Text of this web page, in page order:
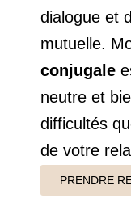
dialogue et
mutuelle.
conjugale
neutre et
difficultés
de votre
PRENDRE